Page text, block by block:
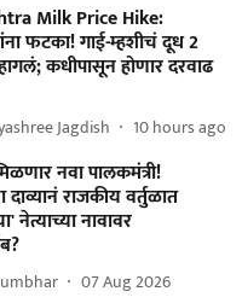
Milk Price Hike:
फटका! गाई-म्हशीचं दूध 2
कधीपासून होणार दरवाढ
Jagdish 10 hours ago
नवा पालकमंत्री!
दाव्यानं राजकीय वर्तुळात
नावावर
07 Aug 2026